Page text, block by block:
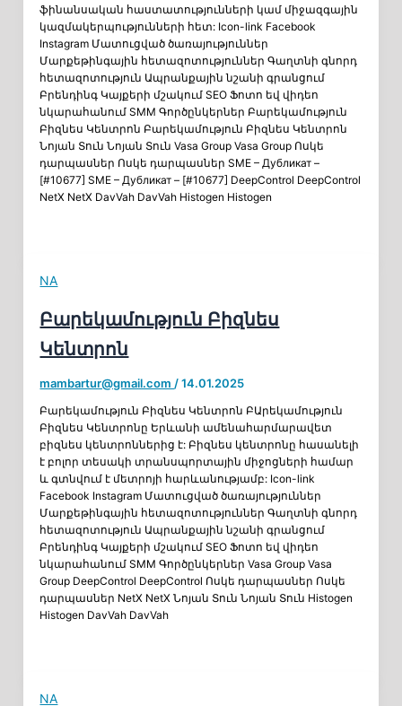
ֆինանսական հաստատությունների կամ միջազգային
կազմակերպությունների հետ: Icon-link Facebook
Instagram Մատուցված ծառայություններ
Մարքեթինգային հետազոտություններ Գաղտնի գնորդ
հետազոտություն Ապրանքային նշանի գրանցում
Բրենդինգ Կայքերի մշակում SEO Ֆոտո եվ վիդեո
նկարահանում SMM Գործընկերներ Բարեկամություն
Բիզնես Կենտրոն Բարեկամություն Բիզնես Կենտրոն
Նոյան Տուն Նոյան Տուն Vasa Group Vasa Group Ոսկե
դարպասներ Ոսկե դարպասներ SME – Дубликат –
[#10677] SME – Дубликат – [#10677] DeepControl DeepControl
NetX NetX DavVah DavVah Histogen Histogen
NA
Բարեկամություն Բիզնես
Կենտրոն
mambartur@gmail.com/14.01.2025
Բարեկամություն Բիզնես Կենտրոն ԲԱրեկամություն
Բիզնես Կենտրոնը Երևանի ամենահարմարավետ
բիզնես կենտրոններից է: Բիզնես կենտրոնը հասանելի
է բոլոր տեսակի տրանսպորտային միջոցների համար
և գտնվում է մետրոյի հարևանությամբ: Icon-link
Facebook Instagram Մատուցված ծառայություններ
Մարքեթինգային հետազոտություններ Գաղտնի գնորդ
հետազոտություն Ապրանքային նշանի գրանցում
Բրենդինգ Կայքերի մշակում SEO Ֆոտո եվ վիդեո
նկարահանում SMM Գործընկերներ Vasa Group Vasa
Group DeepControl DeepControl Ոսկե դարպասներ Ոսկե
դարպասներ NetX NetX Նոյան Տուն Նոյան Տուն Histogen
Histogen DavVah DavVah
NA